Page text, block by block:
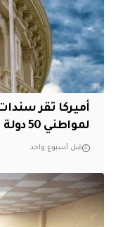
لمواطني 50 دولة
قبل أسبوع واحد